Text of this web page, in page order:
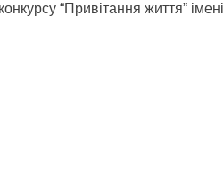
“Привітання життя” імені